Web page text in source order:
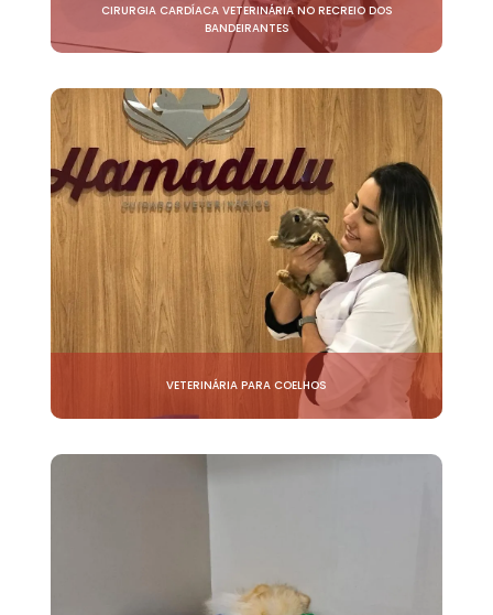
CIRURGIA CARDÍACA VETERINÁRIA NO RECREIO DOS
BANDEIRANTES
VETERINÁRIA PARA COELHOS